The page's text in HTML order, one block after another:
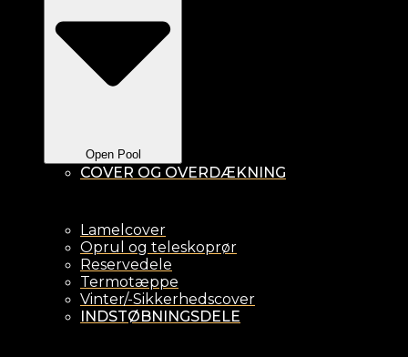
Open Pool
COVER OG OVERDÆKNING
Lamelcover
Oprul og teleskoprør
Reservedele
Termotæppe
Vinter/-Sikkerhedscover
INDSTØBNINGSDELE